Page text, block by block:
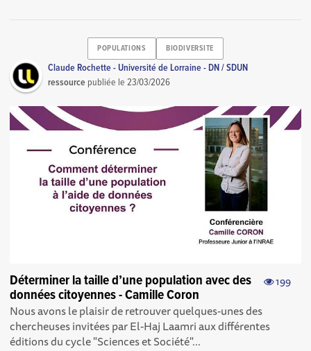
POPULATIONS BIODIVERSITE
Claude Rochette - Université de Lorraine - DN / SDUN
ressource publiée le23/03/2026
199
Déterminer la taille d’une population avec des
données citoyennes - Camille Coron
Nous avons le plaisir de retrouver quelques-unes des
chercheuses invitées par El-Haj Laamri aux différentes
éditions du cycle "Sciences et Société"...